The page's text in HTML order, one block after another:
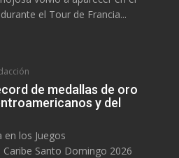
el Tour de Francia...
de medallas de oro
y del
en los Juegos
Santo Domingo 2026